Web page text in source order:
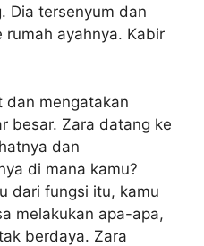
Dia tersenyum dan
rumah ayahnya. Kabir
dan mengatakan
besar. Zara datang ke
dan
di mana kamu?
dari fungsi itu, kamu
melakukan apa-apa,
berdaya. Zara